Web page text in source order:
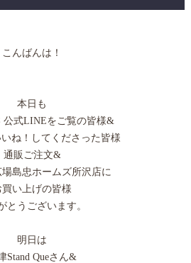
こんばんは！
本日も
公式LINEをご覧の皆様&
ね！してくださった皆様
通販ご注文&
島忠ホームズ所沢店に
買い上げの皆様
とうございます。
明日は
Stand Queさん&